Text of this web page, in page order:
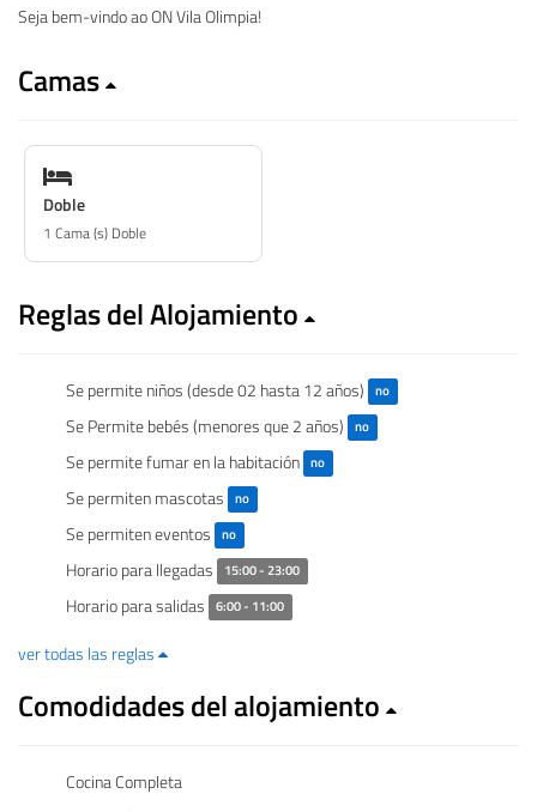
Seja bem-vindo ao ON Vila Olimpia!
Camas
Doble
1 Cama (s) Doble
Reglas del Alojamiento
Se permite niños (desde 02 hasta 12 años) no
Se Permite bebés (menores que 2 años) no
Se permite fumar en la habitación no
Se permiten mascotas no
Se permiten eventos no
Horario para llegadas 15:00 - 23:00
Horario para salidas 6:00 - 11:00
ver todas las reglas
Comodidades del alojamiento
Cocina Completa